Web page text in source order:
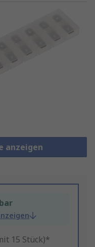
anzeigen
15 Stück)*